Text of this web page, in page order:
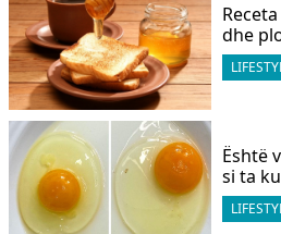
dhe
Është
si ta